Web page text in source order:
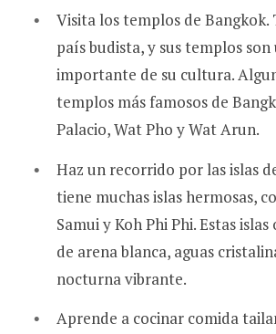
Visita los templos de Bangkok.
país budista, y sus templos
importante de su cultura.
templos más famosos de
Palacio, Wat Pho y Wat Arun.
Haz un recorrido por las islas
tiene muchas islas hermosas,
Samui y Koh Phi Phi. Estas
de arena blanca, aguas
nocturna vibrante.
Aprende a cocinar comida